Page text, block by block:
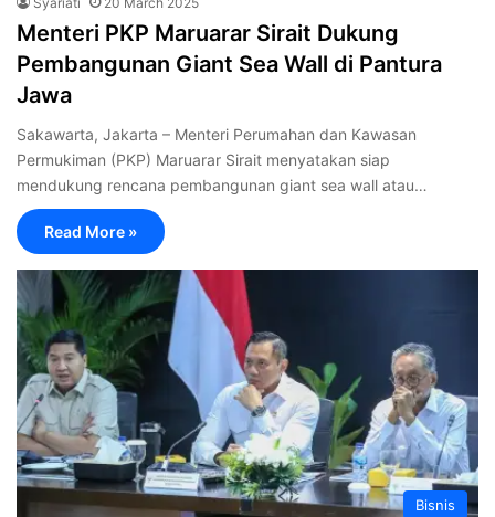
Menteri PKP Maruarar Sirait Dukung
Pembangunan Giant Sea Wall di Pantura
Jawa
Sakawarta, Jakarta – Menteri Perumahan dan Kawasan
Permukiman (PKP) Maruarar Sirait menyatakan siap
mendukung rencana pembangunan giant sea wall atau…
Read More »
Bisnis